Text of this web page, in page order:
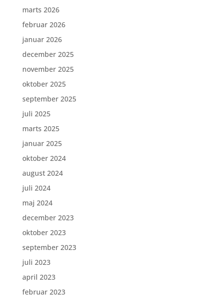
marts 2026
februar 2026
januar 2026
december 2025
november 2025
oktober 2025
september 2025
juli 2025
marts 2025
januar 2025
oktober 2024
august 2024
juli 2024
maj 2024
december 2023
oktober 2023
september 2023
juli 2023
april 2023
februar 2023